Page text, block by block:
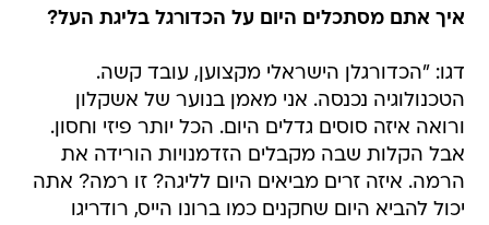
איך אתם מסתכלים היום על הכדורגל בליגת העל?
דגו: "הכדורגלן הישראלי מקצוען, עובד קשה.
הטכנולוגיה נכנסה. אני מאמן בנוער של אשקלון
ורואה איזה סוסים גדלים היום. הכל יותר פיזי וחסון.
אבל הקלות שבה מקבלים הזדמנויות הורידה את
הרמה. איזה זרים מביאים היום לליגה? זו רמה? אתה
יכול להביא היום שחקנים כמו ברונו הייס, רודריגו